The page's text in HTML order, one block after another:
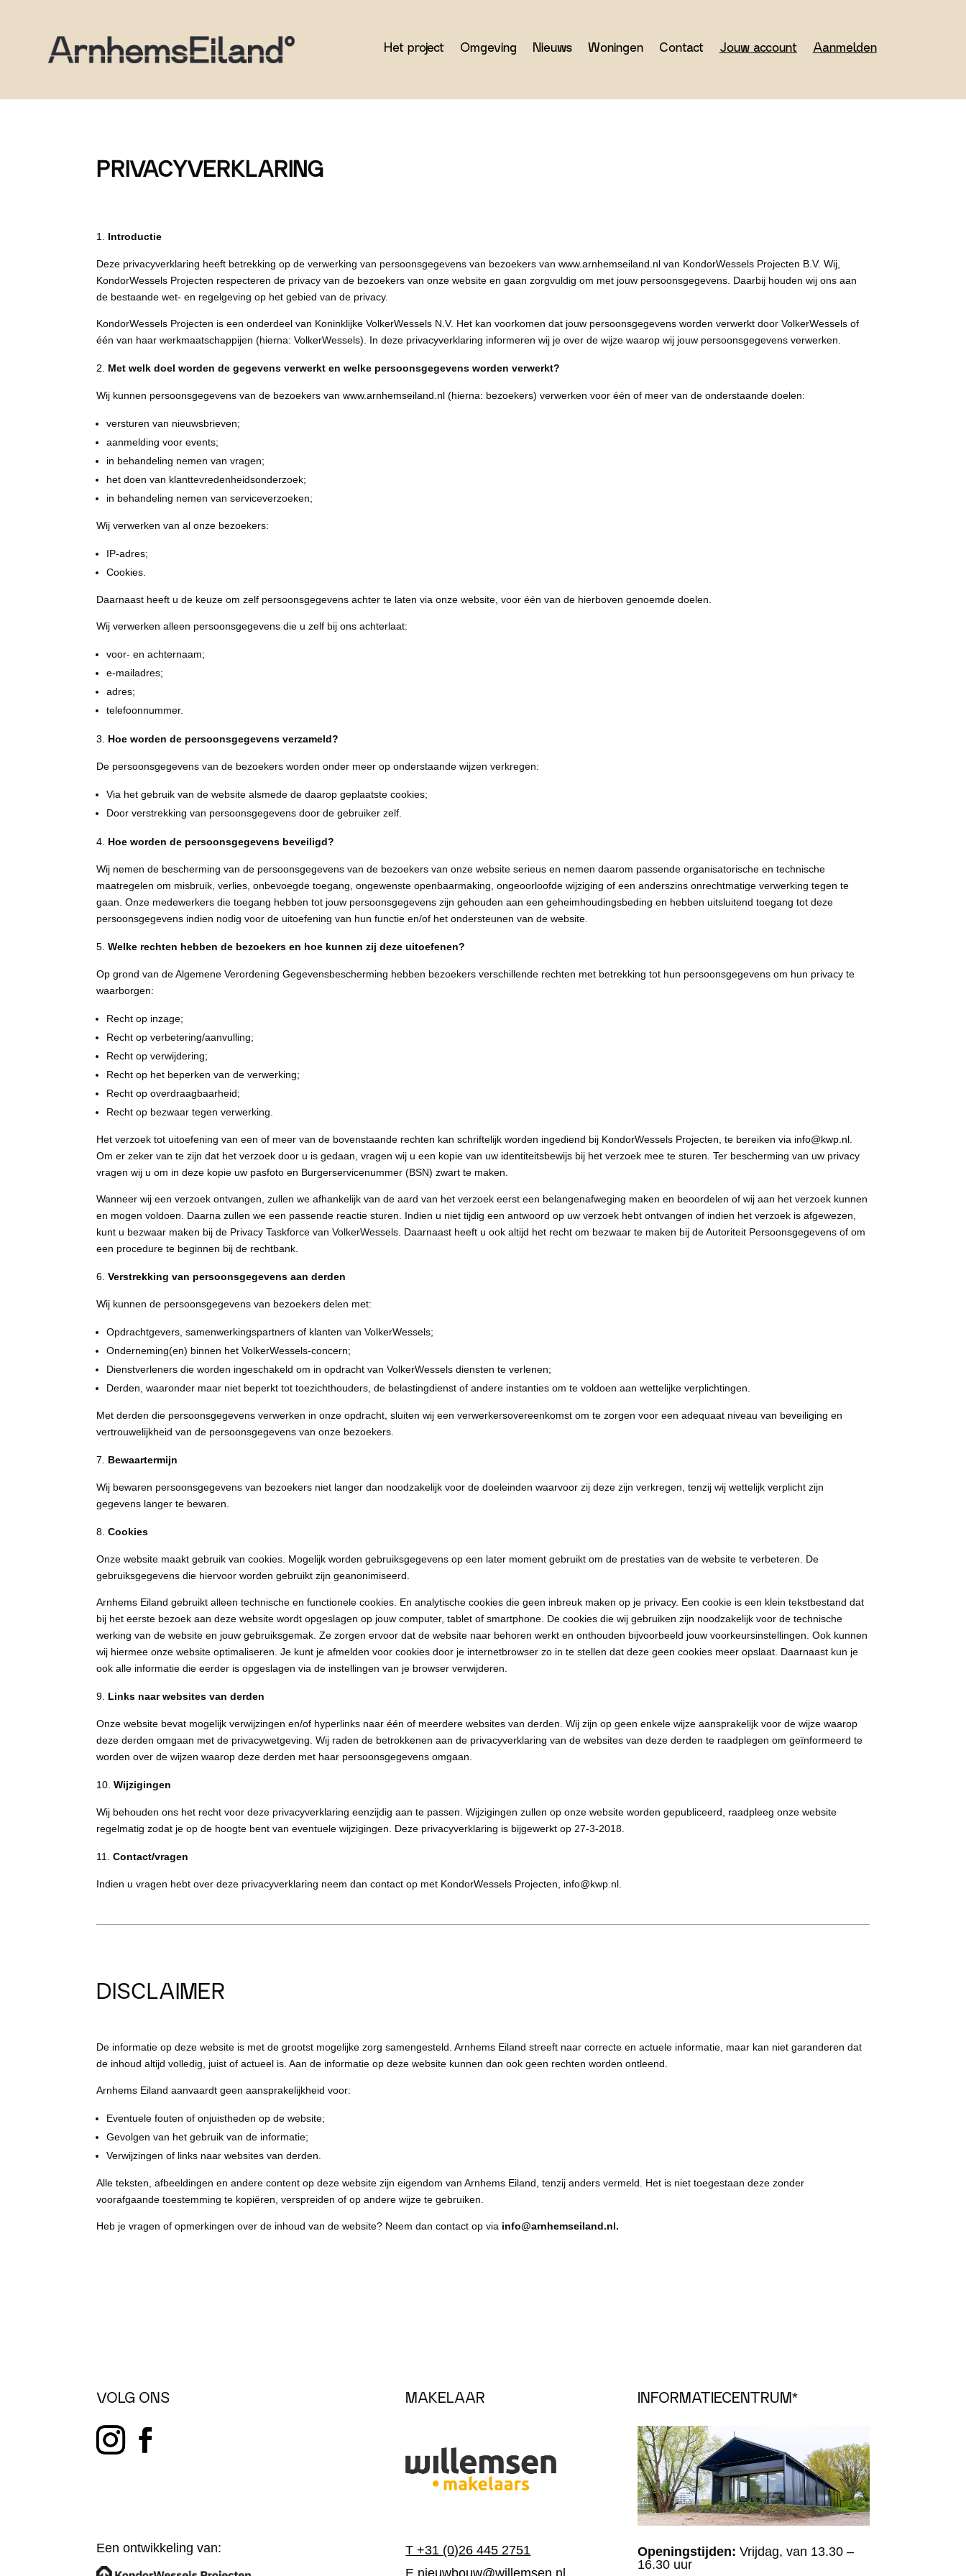
Het project Omgeving Nieuws Woningen Contact Jouw account Aanmelden
PRIVACYVERKLARING
Introductie
Deze privacyverklaring heeft betrekking op de verwerking van persoonsgegevens van bezoekers vanwww.arnhemseiland.nl van KondorWessels Projecten B.V. Wij,
KondorWessels Projecten respecteren de privacy van de bezoekers van onze website en gaan zorgvuldig om met jouw persoonsgegevens. Daarbij houden wij ons aan
de bestaande wet- en regelgeving op het gebied van de privacy.
KondorWessels Projecten is een onderdeel van Koninklijke VolkerWessels N.V. Het kan voorkomen dat jouw persoonsgegevens worden verwerkt door VolkerWessels of
één van haar werkmaatschappijen (hierna: VolkerWessels). In deze privacyverklaring informeren wij je over de wijze waarop wij jouw persoonsgegevens verwerken.
Met welk doel worden de gegevens verwerkt en welke persoonsgegevens worden verwerkt?
Wij kunnen persoonsgegevens van de bezoekers vanwww.arnhemseiland.nl (hierna: bezoekers) verwerken voor één of meer van de onderstaande doelen:
versturen van nieuwsbrieven;
aanmelding voor events;
in behandeling nemen van vragen;
het doen van klanttevredenheidsonderzoek;
in behandeling nemen van serviceverzoeken;
Wij verwerken van al onze bezoekers:
IP-adres;
Cookies.
Daarnaast heeft u de keuze om zelf persoonsgegevens achter te laten via onze website, voor één van de hierboven genoemde doelen.
Wij verwerken alleen persoonsgegevens die u zelf bij ons achterlaat:
voor- en achternaam;
e-mailadres;
adres;
telefoonnummer.
Hoe worden de persoonsgegevens verzameld?
De persoonsgegevens van de bezoekers worden onder meer op onderstaande wijzen verkregen:
Via het gebruik van de website alsmede de daarop geplaatste cookies;
Door verstrekking van persoonsgegevens door de gebruiker zelf.
Hoe worden de persoonsgegevens beveiligd?
Wij nemen de bescherming van de persoonsgegevens van de bezoekers van onze website serieus en nemen daarom passende organisatorische en technische
maatregelen om misbruik, verlies, onbevoegde toegang, ongewenste openbaarmaking, ongeoorloofde wijziging of een anderszins onrechtmatige verwerking tegen te
gaan. Onze medewerkers die toegang hebben tot jouw persoonsgegevens zijn gehouden aan een geheimhoudingsbeding en hebben uitsluitend toegang tot deze
persoonsgegevens indien nodig voor de uitoefening van hun functie en/of het ondersteunen van de website.
Welke rechten hebben de bezoekers en hoe kunnen zij deze uitoefenen?
Op grond van de Algemene Verordening Gegevensbescherming hebben bezoekers verschillende rechten met betrekking tot hun persoonsgegevens om hun privacy te
waarborgen:
Recht op inzage;
Recht op verbetering/aanvulling;
Recht op verwijdering;
Recht op het beperken van de verwerking;
Recht op overdraagbaarheid;
Recht op bezwaar tegen verwerking.
Het verzoek tot uitoefening van een of meer van de bovenstaande rechten kan schriftelijk worden ingediend bij KondorWessels Projecten, te bereiken via info@kwp.nl.
Om er zeker van te zijn dat het verzoek door u is gedaan, vragen wij u een kopie van uw identiteitsbewijs bij het verzoek mee te sturen. Ter bescherming van uw privacy
vragen wij u om in deze kopie uw pasfoto en Burgerservicenummer (BSN) zwart te maken.
Wanneer wij een verzoek ontvangen, zullen we afhankelijk van de aard van het verzoek eerst een belangenafweging maken en beoordelen of wij aan het verzoek kunnen
en mogen voldoen. Daarna zullen we een passende reactie sturen. Indien u niet tijdig een antwoord op uw verzoek hebt ontvangen of indien het verzoek is afgewezen,
kunt u bezwaar maken bij de Privacy Taskforce van VolkerWessels. Daarnaast heeft u ook altijd het recht om bezwaar te maken bij de Autoriteit Persoonsgegevens of om
een procedure te beginnen bij de rechtbank.
Verstrekking van persoonsgegevens aan derden
Wij kunnen de persoonsgegevens van bezoekers delen met:
Opdrachtgevers, samenwerkingspartners of klanten van VolkerWessels;
Onderneming(en) binnen het VolkerWessels-concern;
Dienstverleners die worden ingeschakeld om in opdracht van VolkerWessels diensten te verlenen;
Derden, waaronder maar niet beperkt tot toezichthouders, de belastingdienst of andere instanties om te voldoen aan wettelijke verplichtingen.
Met derden die persoonsgegevens verwerken in onze opdracht, sluiten wij een verwerkersovereenkomst om te zorgen voor een adequaat niveau van beveiliging en
vertrouwelijkheid van de persoonsgegevens van onze bezoekers.
Bewaartermijn
Wij bewaren persoonsgegevens van bezoekers niet langer dan noodzakelijk voor de doeleinden waarvoor zij deze zijn verkregen, tenzij wij wettelijk verplicht zijn
gegevens langer te bewaren.
Cookies
Onze website maakt gebruik van cookies. Mogelijk worden gebruiksgegevens op een later moment gebruikt om de prestaties van de website te verbeteren. De
gebruiksgegevens die hiervoor worden gebruikt zijn geanonimiseerd.
Arnhems Eiland gebruikt alleen technische en functionele cookies. En analytische cookies die geen inbreuk maken op je privacy. Een cookie is een klein tekstbestand dat
bij het eerste bezoek aan deze website wordt opgeslagen op jouw computer, tablet of smartphone. De cookies die wij gebruiken zijn noodzakelijk voor de technische
werking van de website en jouw gebruiksgemak. Ze zorgen ervoor dat de website naar behoren werkt en onthouden bijvoorbeeld jouw voorkeursinstellingen. Ook kunnen
wij hiermee onze website optimaliseren. Je kunt je afmelden voor cookies door je internetbrowser zo in te stellen dat deze geen cookies meer opslaat. Daarnaast kun je
ook alle informatie die eerder is opgeslagen via de instellingen van je browser verwijderen.
Links naar websites van derden
Onze website bevat mogelijk verwijzingen en/of hyperlinks naar één of meerdere websites van derden. Wij zijn op geen enkele wijze aansprakelijk voor de wijze waarop
deze derden omgaan met de privacywetgeving. Wij raden de betrokkenen aan de privacyverklaring van de websites van deze derden te raadplegen om geïnformeerd te
worden over de wijzen waarop deze derden met haar persoonsgegevens omgaan.
Wijzigingen
Wij behouden ons het recht voor deze privacyverklaring eenzijdig aan te passen. Wijzigingen zullen op onze website worden gepubliceerd, raadpleeg onze website
regelmatig zodat je op de hoogte bent van eventuele wijzigingen. Deze privacyverklaring is bijgewerkt op 27-3-2018.
Contact/vragen
Indien u vragen hebt over deze privacyverklaring neem dan contact op met KondorWessels Projecten, info@kwp.nl.
DISCLAIMER
De informatie op deze website is met de grootst mogelijke zorg samengesteld. Arnhems Eiland streeft naar correcte en actuele informatie, maar kan niet garanderen dat
de inhoud altijd volledig, juist of actueel is. Aan de informatie op deze website kunnen dan ook geen rechten worden ontleend.
Arnhems Eiland aanvaardt geen aansprakelijkheid voor:
Eventuele fouten of onjuistheden op de website;
Gevolgen van het gebruik van de informatie;
Verwijzingen of links naar websites van derden.
Alle teksten, afbeeldingen en andere content op deze website zijn eigendom van Arnhems Eiland, tenzij anders vermeld. Het is niet toegestaan deze zonder
voorafgaande toestemming te kopiëren, verspreiden of op andere wijze te gebruiken.
Heb je vragen of opmerkingen over de inhoud van de website? Neem dan contact op via info@arnhemseiland.nl.
VOLG ONS MAKELAAR INFORMATIECENTRUM*
Een ontwikkeling van:
T +31 (0)26 445 2751
E nieuwbouw@willemsen.nl
Openingstijden:Vrijdag, van 13.30 –
16.30 uur